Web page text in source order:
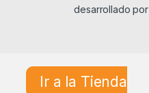
desarrollado por
Ir a la Tienda